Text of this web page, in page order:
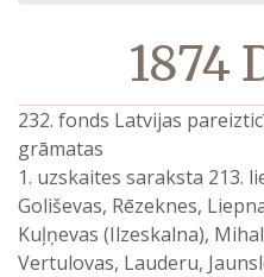
1874
232. fonds Latvijas
grāmatas
1. uzskaites saraksta 213.
Goliševas, Rēzeknes,
Kuļņevas (Ilzeskalna),
Vertulovas, Lauderu,